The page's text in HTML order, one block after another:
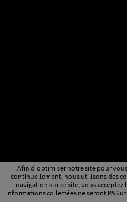
Afin d'optimiser notre site pour
continuellement, nous utilisons des
navigation sur ce site, vous
informations collectées ne seront PAS